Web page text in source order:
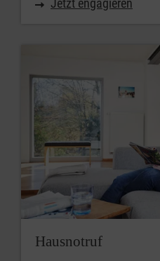
Jetzt engagieren
Hausnotruf